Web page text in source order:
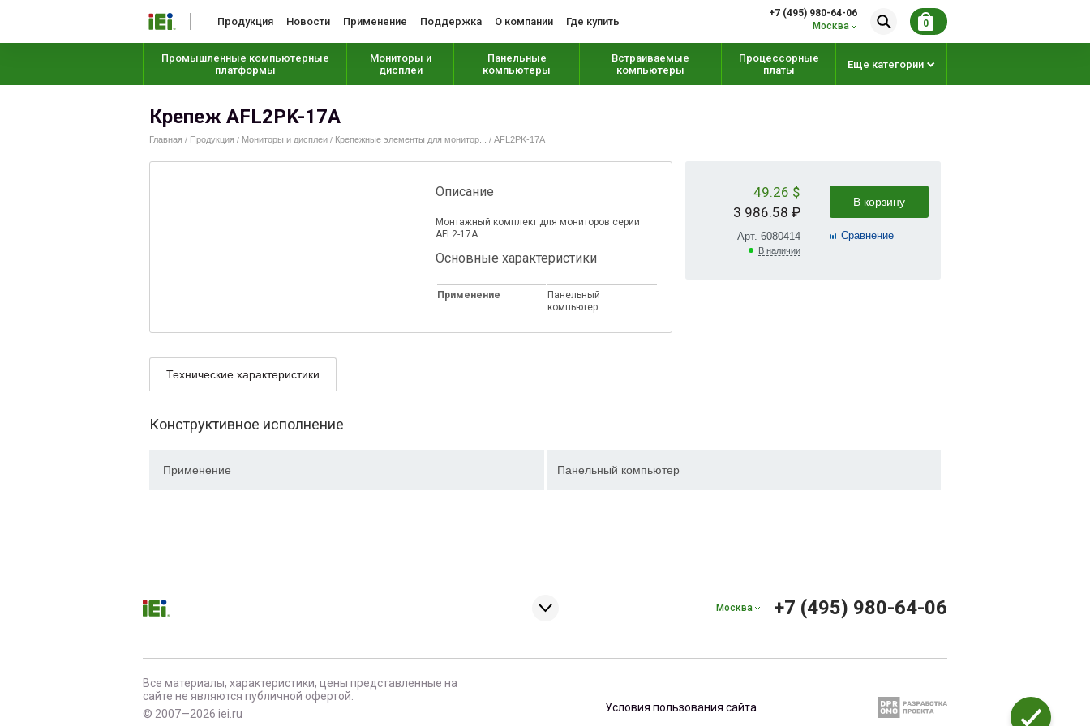
Продукция Новости Применение Поддержка О компании Где купить
+7 (495) 980-64-06
Москва
0
Промышленные компьютерные
платформы
Мониторы и
дисплеи
Панельные
компьютеры
Встраиваемые
компьютеры
Процессорные
платы
Еще категории
Крепеж AFL2PK-17A
Главная / Продукция / Мониторы и дисплеи / Крепежные элементы для монитор... / AFL2PK-17A
Описание
Монтажный комплект для мониторов серии
AFL2-17A
Основные характеристики
Применение
Панельный
компьютер
49.26 $
3 986.58 ₽
Арт. 6080414
В наличии
В корзину
Cравнение
Технические характеристики
Конструктивное исполнение
Применение Панельный компьютер
Москва +7 (495) 980-64-06
Все материалы, характеристики, цены представленные на
сайте не являются публичной офертой.
© 2007—2026 iei.ru
Условия пользования сайта